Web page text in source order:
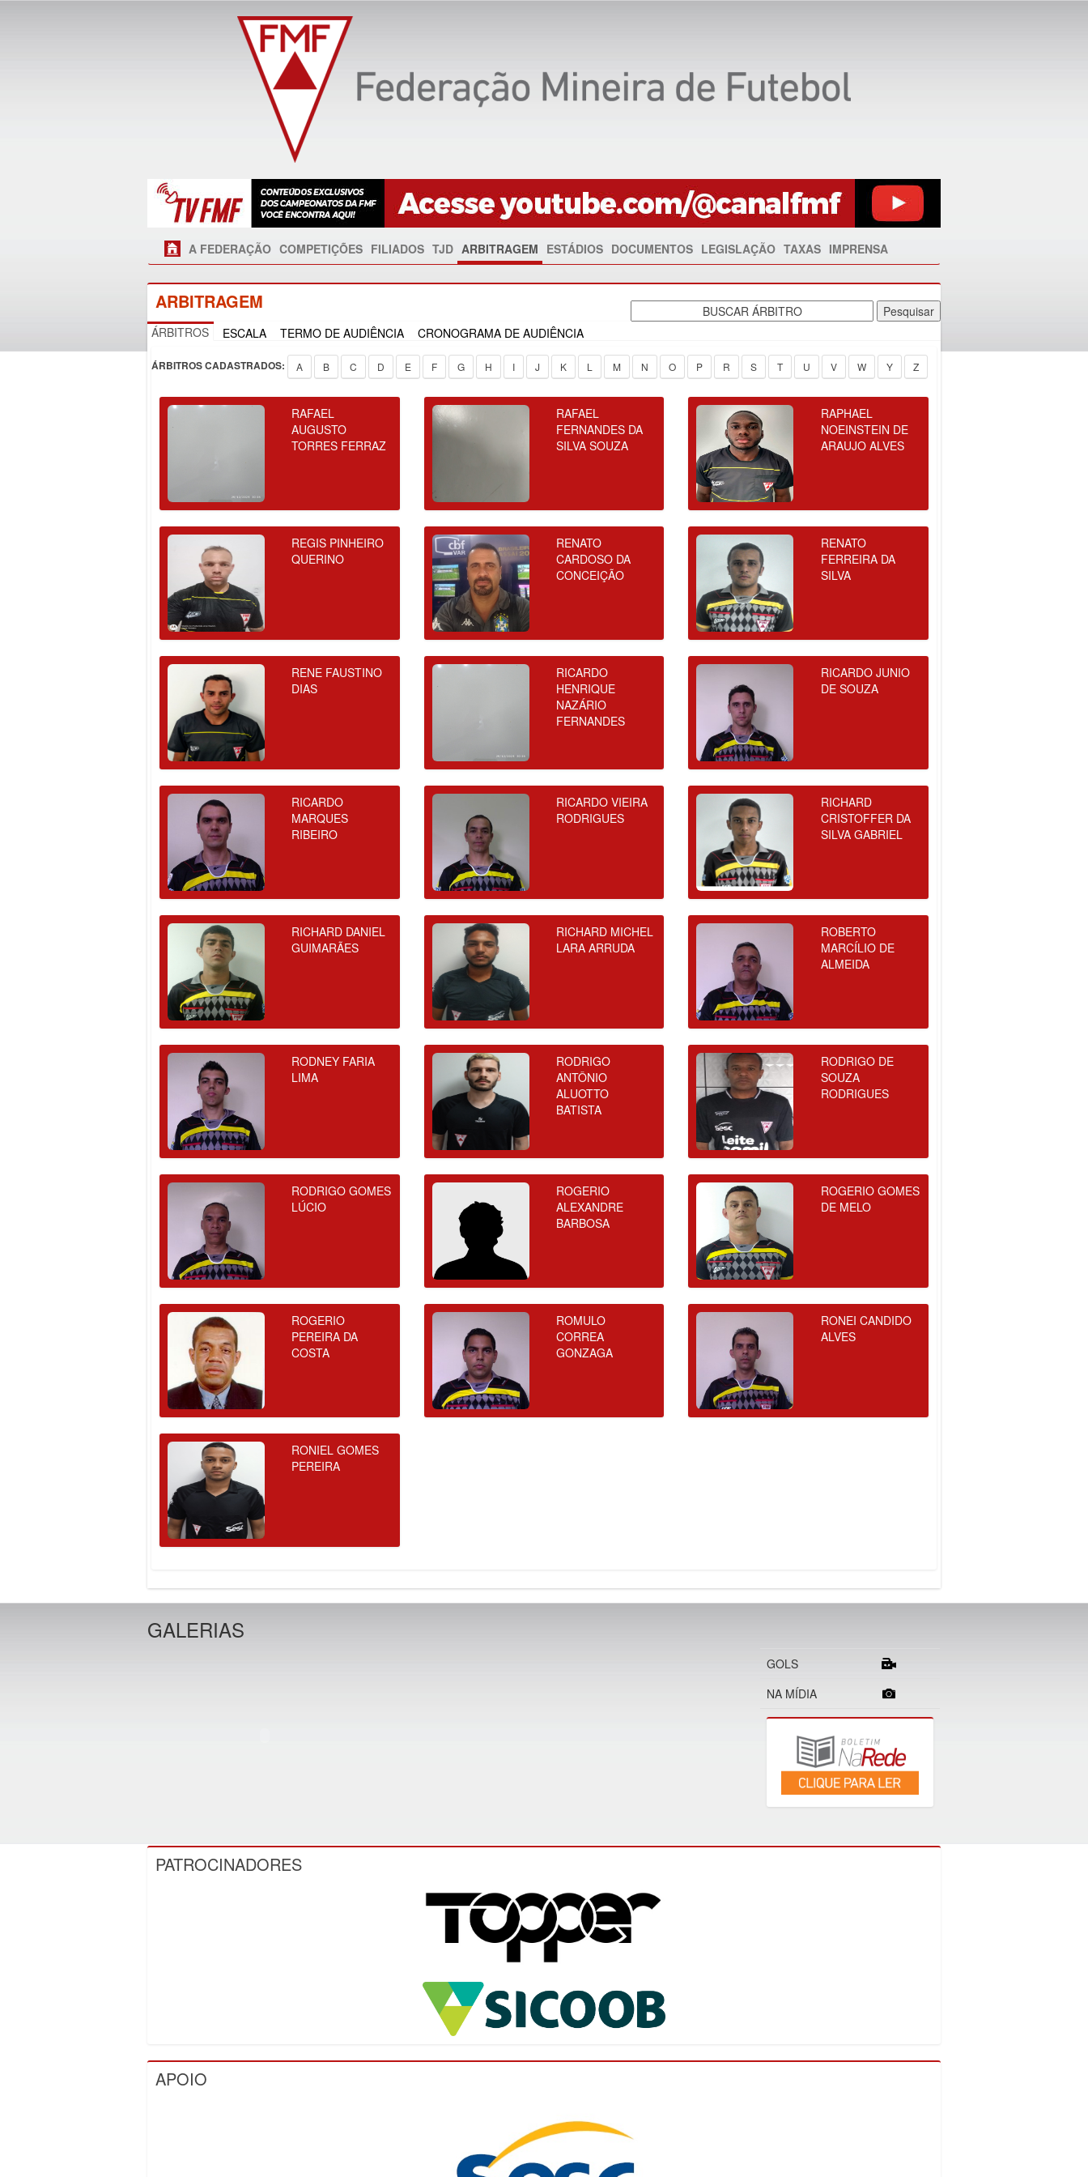
A FEDERAÇÃO COMPETIÇÕES FILIADOS TJD ARBITRAGEM ESTÁDIOS DOCUMENTOS LEGISLAÇÃO TAXAS IMPRENSA
ARBITRAGEM
ÁRBITROS ESCALA TERMO DE AUDIÊNCIA CRONOGRAMA DE AUDIÊNCIA
ÁRBITROS CADASTRADOS: A B C D E F G H I J K L M N O P R S T U V W Y Z
RAFAEL
AUGUSTO
TORRES FERRAZ
RAFAEL
FERNANDES DA
SILVA SOUZA
RAPHAEL
NOEINSTEIN DE
ARAUJO ALVES
REGIS PINHEIRO
QUERINO
RENATO
CARDOSO DA
CONCEIÇÃO
RENATO
FERREIRA DA
SILVA
RENE FAUSTINO
DIAS
RICARDO
HENRIQUE
NAZÁRIO
FERNANDES
RICARDO JUNIO
DE SOUZA
RICARDO
MARQUES
RIBEIRO
RICARDO VIEIRA
RODRIGUES
RICHARD
CRISTOFFER DA
SILVA GABRIEL
RICHARD DANIEL
GUIMARÃES
RICHARD MICHEL
LARA ARRUDA
ROBERTO
MARCÍLIO DE
ALMEIDA
RODNEY FARIA
LIMA
RODRIGO
ANTÔNIO
ALUOTTO
BATISTA
RODRIGO DE
SOUZA
RODRIGUES
RODRIGO GOMES
LÚCIO
ROGERIO
ALEXANDRE
BARBOSA
ROGERIO GOMES
DE MELO
ROGERIO
PEREIRA DA
COSTA
ROMULO
CORREA
GONZAGA
RONEI CANDIDO
ALVES
RONIEL GOMES
PEREIRA
GALERIAS
GOLS
NA MÍDIA
PATROCINADORES
APOIO